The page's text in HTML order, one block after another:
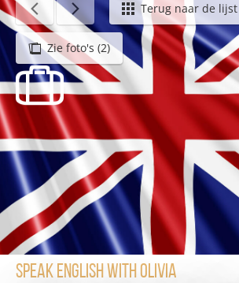
Agenda - NederlandsTerug naar de lijst
Zie foto's (2)
Speak english with Olivia